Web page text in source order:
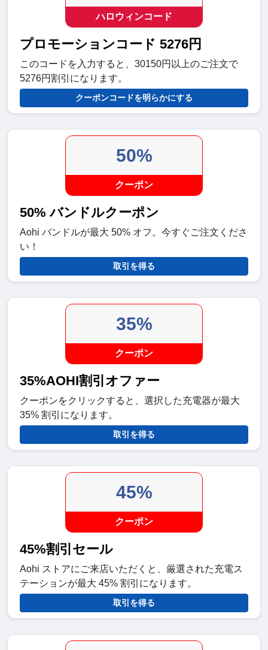
ハロウィンコード
プロモーションコード 5276円
このコードを入力すると、30150円以上のご注文で
5276円割引になります。
クーポンコードを明らかにする
50%
クーポン
50% バンドルクーポン
Aohi バンドルが最大 50% オフ。今すぐご注文くださ
い！
取引を得る
35%
クーポン
35%AOHI割引オファー
クーポンをクリックすると、選択した充電器が最大
35% 割引になります。
取引を得る
45%
クーポン
45%割引セール
Aohi ストアにご来店いただくと、厳選された充電ス
テーションが最大 45% 割引になります。
取引を得る